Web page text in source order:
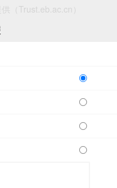
（Trust.eb.ac.cn）